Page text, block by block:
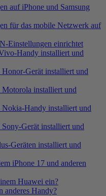
auf iPhone und Samsung
für das mobile Netzwerk auf
Einstellungen einrichtet
Handy installiert und
Gerät installiert und
installiert und
Handy installiert und
Gerät installiert und
Geräten installiert und
iPhone 17 und anderen
Huawei ein?
anderes Handy?